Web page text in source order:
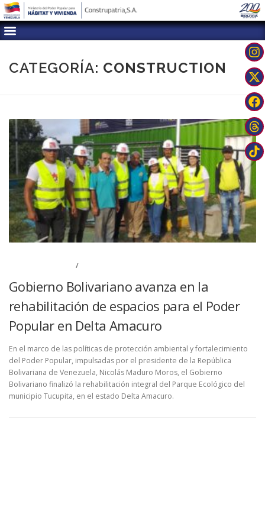
CATEGORÍA: CONSTRUCTION
/
Gobierno Bolivariano avanza en la
rehabilitación de espacios para el Poder
Popular en Delta Amacuro
En el marco de las políticas de protección ambiental y fortalecimiento
del Poder Popular, impulsadas por el presidente de la República
Bolivariana de Venezuela, Nicolás Maduro Moros, el Gobierno
Bolivariano finalizó la rehabilitación integral del Parque Ecológico del
municipio Tucupita, en el estado Delta Amacuro.